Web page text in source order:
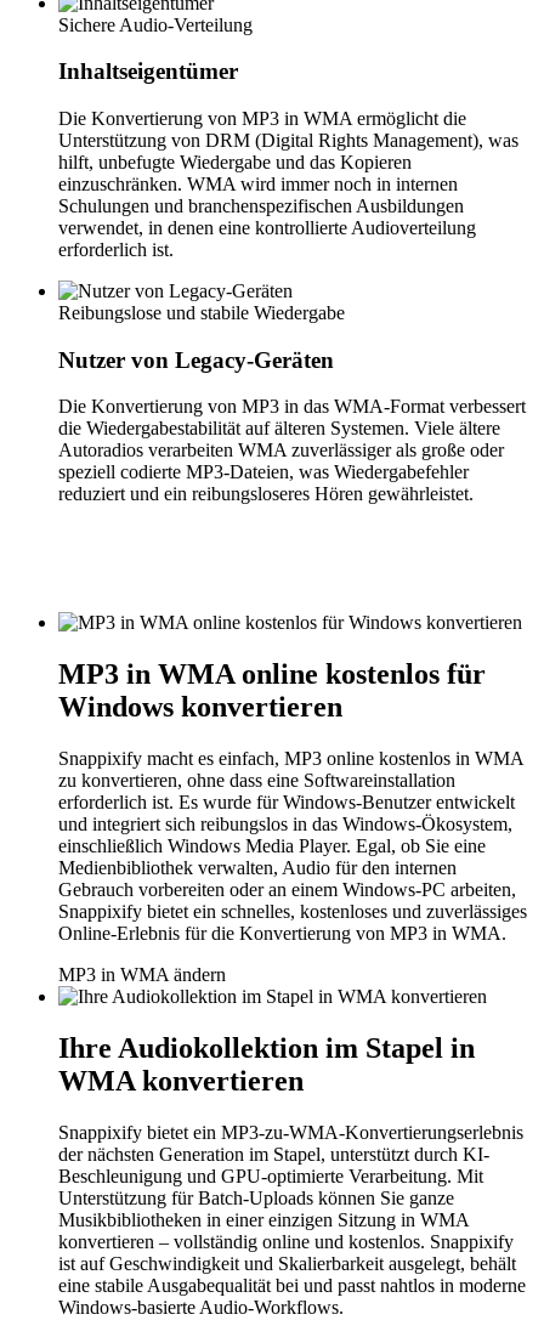
Sichere Audio-Verteilung
Inhaltseigentümer
Die Konvertierung von MP3 in WMA ermöglicht die
Unterstützung von DRM (Digital Rights Management), was
hilft, unbefugte Wiedergabe und das Kopieren
einzuschränken. WMA wird immer noch in internen
Schulungen und branchenspezifischen Ausbildungen
verwendet, in denen eine kontrollierte Audioverteilung
erforderlich ist.
Reibungslose und stabile Wiedergabe
Nutzer von Legacy-Geräten
Die Konvertierung von MP3 in das WMA-Format verbessert
die Wiedergabestabilität auf älteren Systemen. Viele ältere
Autoradios verarbeiten WMA zuverlässiger als große oder
speziell codierte MP3-Dateien, was Wiedergabefehler
reduziert und ein reibungsloseres Hören gewährleistet.
MP3 in WMA online kostenlos für
Windows konvertieren
Snappixify macht es einfach, MP3 online kostenlos in WMA
zu konvertieren, ohne dass eine Softwareinstallation
erforderlich ist. Es wurde für Windows-Benutzer entwickelt
und integriert sich reibungslos in das Windows-Ökosystem,
einschließlich Windows Media Player. Egal, ob Sie eine
Medienbibliothek verwalten, Audio für den internen
Gebrauch vorbereiten oder an einem Windows-PC arbeiten,
Snappixify bietet ein schnelles, kostenloses und zuverlässiges
Online-Erlebnis für die Konvertierung von MP3 in WMA.
MP3 in WMA ändern
Ihre Audiokollektion im Stapel in
WMA konvertieren
Snappixify bietet ein MP3-zu-WMA-Konvertierungserlebnis
der nächsten Generation im Stapel, unterstützt durch KI-
Beschleunigung und GPU-optimierte Verarbeitung. Mit
Unterstützung für Batch-Uploads können Sie ganze
Musikbibliotheken in einer einzigen Sitzung in WMA
konvertieren – vollständig online und kostenlos. Snappixify
ist auf Geschwindigkeit und Skalierbarkeit ausgelegt, behält
eine stabile Ausgabequalität bei und passt nahtlos in moderne
Windows-basierte Audio-Workflows.